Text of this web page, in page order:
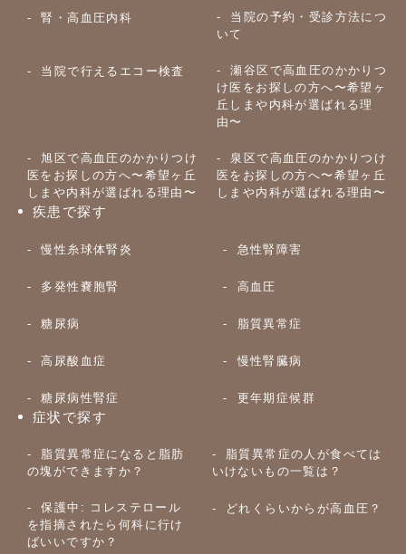
腎・高血圧内科
当院の予約・受診方法につ
いて
当院で行えるエコー検査
瀬谷区で高血圧のかかりつ
け医をお探しの方へ〜希望ヶ
丘しまや内科が選ばれる理
由〜
旭区で高血圧のかかりつけ
医をお探しの方へ〜希望ヶ丘
しまや内科が選ばれる理由〜
泉区で高血圧のかかりつけ
医をお探しの方へ〜希望ヶ丘
しまや内科が選ばれる理由〜
疾患で探す
慢性糸球体腎炎 急性腎障害
多発性嚢胞腎 高血圧
糖尿病 脂質異常症
高尿酸血症 慢性腎臓病
糖尿病性腎症 更年期症候群
症状で探す
脂質異常症になると脂肪
の塊ができますか？
脂質異常症の人が食べては
いけないもの一覧は？
保護中: コレステロール
を指摘されたら何科に行け
ばいいですか？
どれくらいからが高血圧？